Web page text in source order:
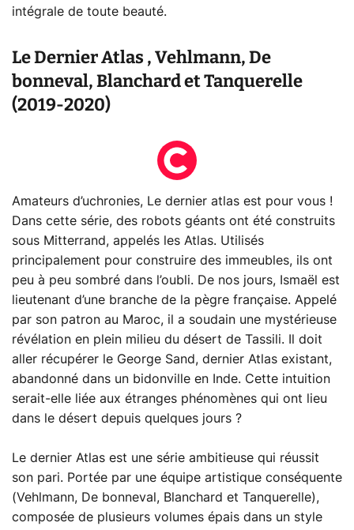
intégrale de toute beauté.
Le Dernier Atlas , Vehlmann, De
bonneval, Blanchard et Tanquerelle
(2019-2020)
Amateurs d’uchronies, Le dernier atlas est pour vous !
Dans cette série, des robots géants ont été construits
sous Mitterrand, appelés les Atlas. Utilisés
principalement pour construire des immeubles, ils ont
peu à peu sombré dans l’oubli. De nos jours, Ismaël est
lieutenant d’une branche de la pègre française. Appelé
par son patron au Maroc, il a soudain une mystérieuse
révélation en plein milieu du désert de Tassili. Il doit
aller récupérer le George Sand, dernier Atlas existant,
abandonné dans un bidonville en Inde. Cette intuition
serait-elle liée aux étranges phénomènes qui ont lieu
dans le désert depuis quelques jours ?
Le dernier Atlas est une série ambitieuse qui réussit
son pari. Portée par une équipe artistique conséquente
(Vehlmann, De bonneval, Blanchard et Tanquerelle),
composée de plusieurs volumes épais dans un style